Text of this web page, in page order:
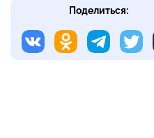
Поделиться: